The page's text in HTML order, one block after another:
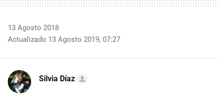
13 Agosto 2018
Actualizado 13 Agosto 2019, 07:27
Silvia Díaz